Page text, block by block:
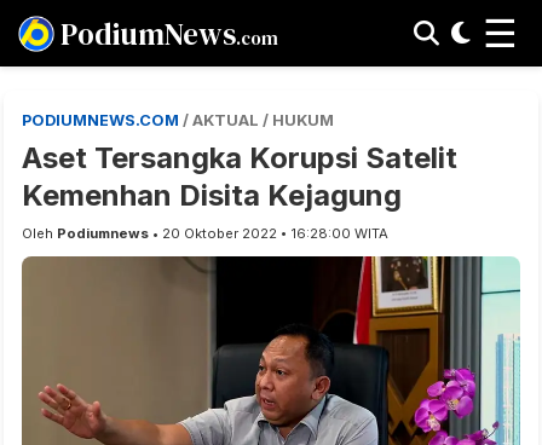
PodiumNews.com ☰
PODIUMNEWS.COM / AKTUAL / HUKUM
Aset Tersangka Korupsi Satelit
Kemenhan Disita Kejagung
Oleh Podiumnews • 20 Oktober 2022 • 16:28:00 WITA